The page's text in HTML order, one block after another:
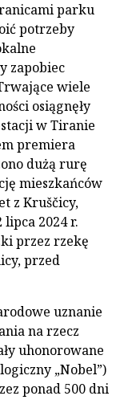
parku
potrzeby
zapobiec
wiele
osiągnęły
w Tiranie
premiera
dużą rurę
mieszkańców
z Kruščicy,
2024 r.
przez rzekę
przed
uznanie
na rzecz
uhonorowane
„Nobel”)
ponad 500 dni